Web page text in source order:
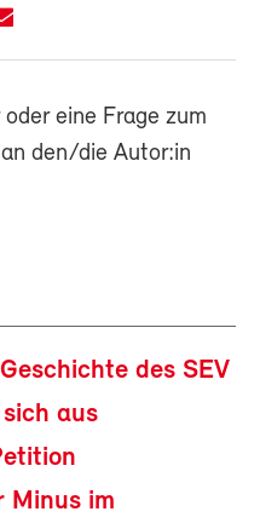
eine Frage zum
den/die Autor:in
des SEV
aus
Minus im